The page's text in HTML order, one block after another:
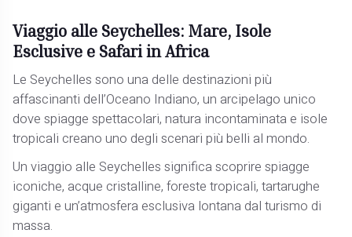
Viaggio alle Seychelles: Mare, Isole
Esclusive e Safari in Africa
Le Seychelles sono una delle destinazioni più
affascinanti dell’Oceano Indiano, un arcipelago unico
dove spiagge spettacolari, natura incontaminata e isole
tropicali creano uno degli scenari più belli al mondo.
Un viaggio alle Seychelles significa scoprire spiagge
iconiche, acque cristalline, foreste tropicali, tartarughe
giganti e un’atmosfera esclusiva lontana dal turismo di
massa.